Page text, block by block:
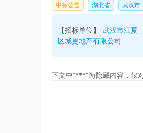
中标公告 湖北省 武汉市
【招标单位】
武汉市江夏
区城更地产有限公司
下文中“***”为隐藏内容，仅